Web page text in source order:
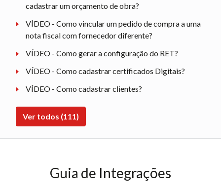
cadastrar um orçamento de obra?
VÍDEO - Como vincular um pedido de compra a uma
nota fiscal com fornecedor diferente?
VÍDEO - Como gerar a configuração do RET?
VÍDEO - Como cadastrar certificados Digitais?
VÍDEO - Como cadastrar clientes?
Ver todos (111)
Guia de Integrações